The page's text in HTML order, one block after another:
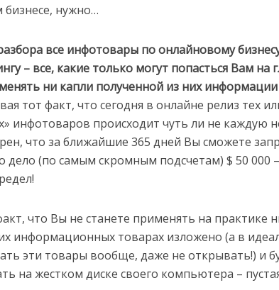
нужно…
все инфотовары по онлайновому
– все, какие только могут попасться Вам на
ни капли полученной из них
тот факт, что сегодня в онлайне релиз тех
инфотоваров происходит чуть ли не каждую
что за ближайшие 365 дней Вы сможете
дело (по самым скромным подсчетам) $ 50 000
что Вы не станете применять на практике
информационных товарах изложено (а в
эти товары вообще, даже не открывать!) и
на жестком диске своего компьютера –